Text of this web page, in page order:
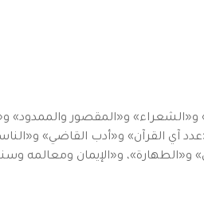
و«المقصور والممدود»
آي القرآن» و«أدب القاضي»
و«الطهارة»، و«الإيمان ومعالمه